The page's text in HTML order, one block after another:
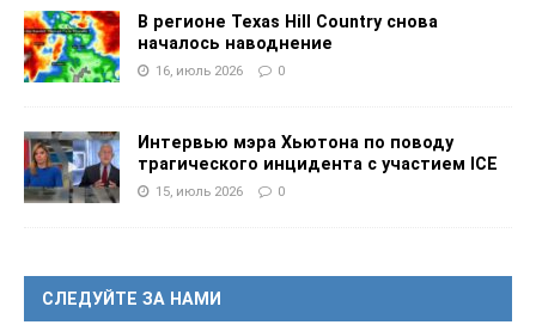
В регионе Texas Hill Country снова
началось наводнение
16, июль 2026 0
Интервью мэра Хьютона по поводу
трагического инцидента с участием ICE
15, июль 2026 0
СЛЕДУЙТЕ ЗА НАМИ